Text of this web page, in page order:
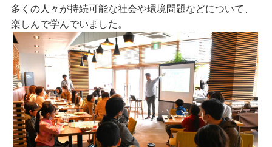
多くの人々が持続可能な社会や環境問題などについて、
楽しんで学んでいました。